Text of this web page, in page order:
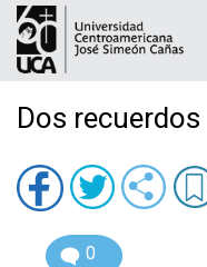
Dos recuerdos
0